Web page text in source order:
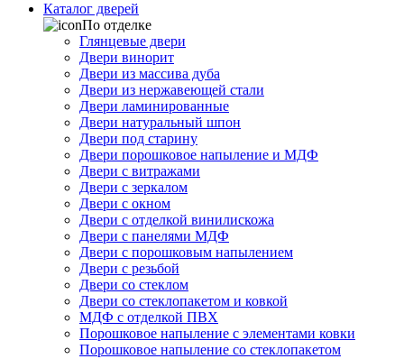
Каталог дверей
По отделке
Глянцевые двери
Двери винорит
Двери из массива дуба
Двери из нержавеющей стали
Двери ламинированные
Двери натуральный шпон
Двери под старину
Двери порошковое напыление и МДФ
Двери с витражами
Двери с зеркалом
Двери с окном
Двери с отделкой винилискожа
Двери с панелями МДФ
Двери с порошковым напылением
Двери с резьбой
Двери со стеклом
Двери со стеклопакетом и ковкой
МДФ с отделкой ПВХ
Порошковое напыление с элементами ковки
Порошковое напыление со стеклопакетом